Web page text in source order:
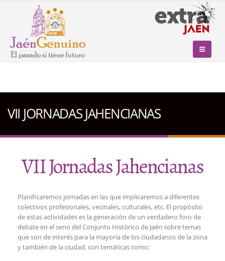
VII JORNADAS JAHENCIANAS
VII Jornadas Jahencianas
Planificaremos jornadas en las que implicaremos a diferentes
colectivos profesionales, vecinales, culturales, etc. El propósito
de estas actividades es la generación de un verdadero foro de
debate en el seno del Conjunto Histórico de Jaén sobre temas
que son de interés para la mayoría de los ciudadanos de la zona
y también de la ciudad, con temáticas como: